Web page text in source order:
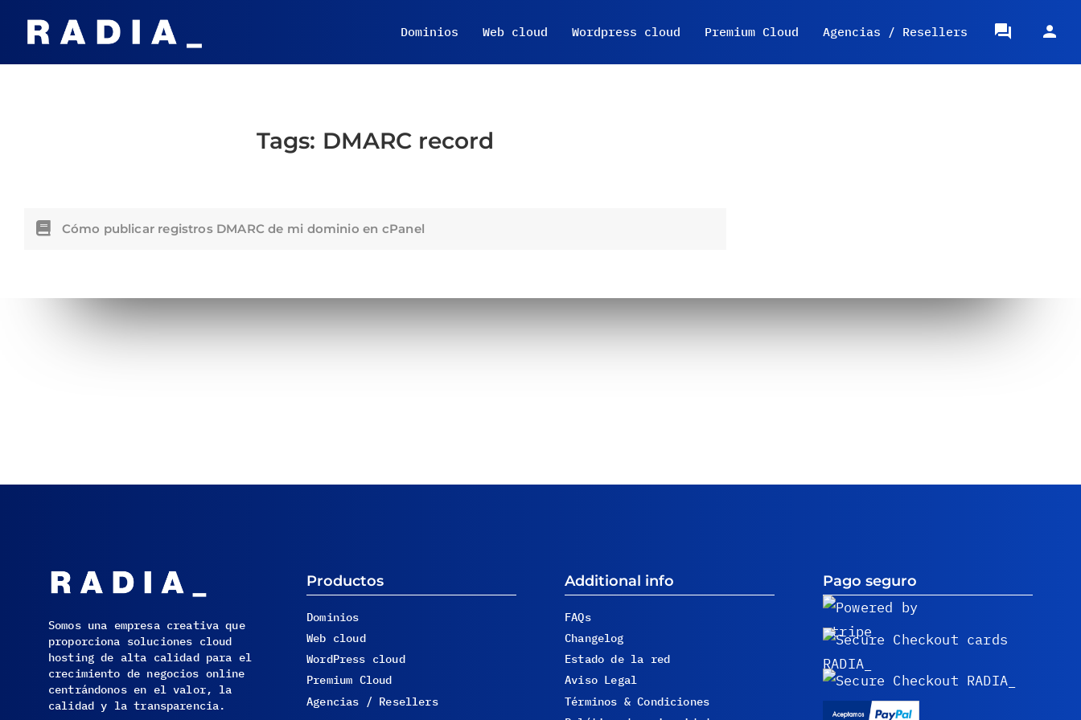
Dominios Web cloud Wordpress cloud Premium Cloud Agencias / Resellers
Tags: DMARC record
Cómo publicar registros DMARC de mi dominio en cPanel
Somos una empresa creativa que
proporciona soluciones cloud
hosting de alta calidad para el
crecimiento de negocios online
centrándonos en el valor, la
calidad y la transparencia.
Productos
Dominios
Web cloud
WordPress cloud
Premium Cloud
Agencias / Resellers
Additional info
FAQs
Changelog
Estado de la red
Aviso Legal
Términos & Condiciones
Pago seguro